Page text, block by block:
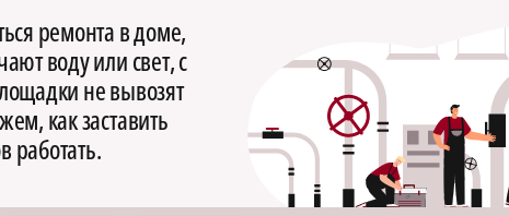
ремонта в доме,
воду или свет, с
не вывозят
как заставить
работать.